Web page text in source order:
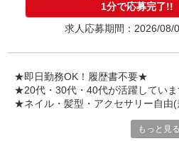
お友達を紹介頂くと,
インセンティブ支給(規定有)
1分で応募完了!!
求人応募期間：2026/08/
★即日勤務OK！履歴書不要★
★20代・30代・40代が活躍していま
★ネイル・髪型・アクセサリー自由(
シエロのスタッフは9割が未経験スタ
もっと見る